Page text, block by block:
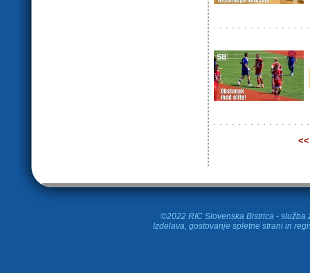
©2022 RIC Slovenska Bistrica - služba
Izdelava, gostovanje spletne strani in